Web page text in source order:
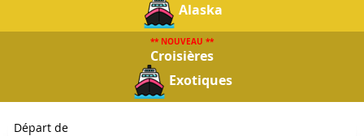
Alaska
** NOUVEAU **
Croisières
Exotiques
Départ de